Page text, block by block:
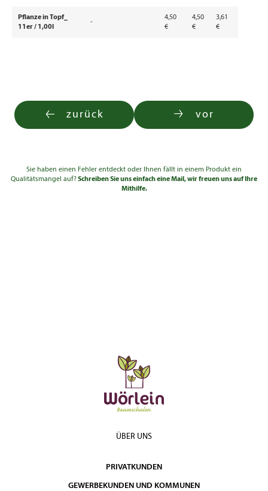
Pflanze in Topf_
11er / 1,00l
-
4,50
€
4,50
€
3,61
€
zurück vor
Sie haben einen Fehler entdeckt oder Ihnen fällt in einem Produkt ein
Qualitätsmangel auf?Schreiben Sie uns einfach eine Mail, wir freuen uns auf Ihre
Mithilfe.
ÜBER UNS
PRIVATKUNDEN
GEWERBEKUNDEN UND KOMMUNEN